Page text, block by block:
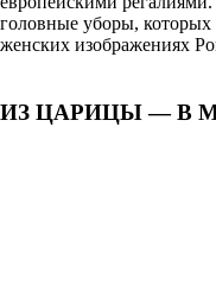
головные уборы,
женских изображениях
ИЗ ЦАРИЦЫ — В